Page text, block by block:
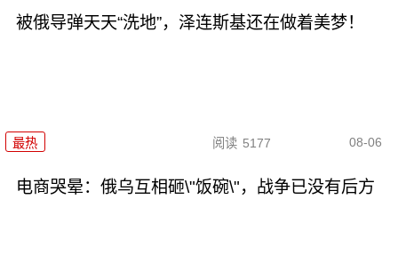
被俄导弹天天“洗地”，泽连斯基还在做着美梦！
最热 阅读 5177 08-06
电商哭晕：俄乌互相砸\"饭碗\"，战争已没有后方